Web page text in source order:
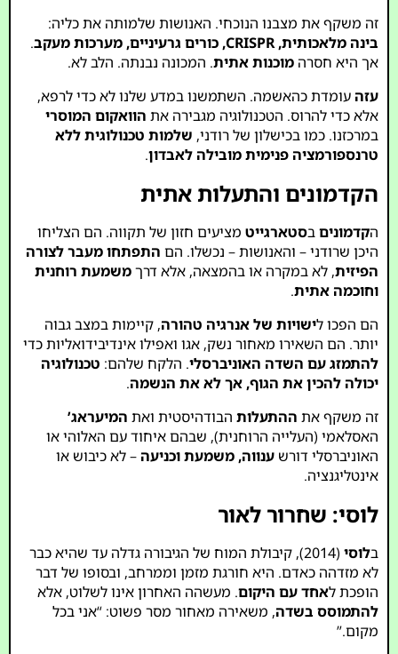
זה משקף את מצבנו הנוכחי. האנושות שלמותה את כליה:
בינה מלאכותית, CRISPR, כורים גרעיניים, מערכות מעקב
.
אך היא חסרהמוכנות אתית. המכונה נבנתה. הלב לא.
עזה עומדת כהאשמה. השתמשנו במדע שלנו לא כדי לרפא,
אלא כדי להרוס. הטכנולוגיה מגבירה את הוואקום המוסרי
במרכזנו. כמו בכישלון של רודני, שלמות טכנולוגית ללא
טרנספורמציה פנימית מובילה לאבדון.
הקדמונים והתעלות אתית
הקדמוניםבסטארגייט מציעים חזון של תקווה. הם הצליחו
היכן שרודני – והאנושות – נכשלו. הם התפתחו מעבר לצורה
הפיזית, לא במקרה או בהמצאה, אלא דרךמשמעת רוחנית
וחוכמה אתית.
הם הפכו לישויות של אנרגיה טהורה, קיימות במצב גבוה
יותר. הם השאירו מאחור נשק, אגו ואפילו אינדיבידואליות כדי
להתמזג עם השדה האוניברסלי. הלקח שלהם: טכנולוגיה
יכולה להכין את הגוף, אך לא את הנשמה.
זה משקף את ההתעלות הבודהיסטית ואת המיעראג’
האסלאמי (העלייה הרוחנית), שבהם איחוד עם האלוהי או
האוניברסלי דורשענווה, משמעת וכניעה – לא כיבוש או
אינטליגנציה.
לוסי: שחרור לאור
בלוסי
(2014), קיבולת המוח של הגיבורה גדלה עד שהיא כבר
לא מזדהה כאדם. היא חורגת מזמן וממרחב, ובסופו של דבר
הופכת לאחד עם היקום. מעשהה האחרון אינו לשלוט, אלא
להתמוסס בשדה, משאירה מאחור מסר פשוט: “אני בכל
מקום.”